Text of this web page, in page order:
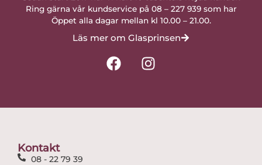
Ring gärna vår kundservice på 08 – 227 939 som har
Öppet alla dagar mellan kl 10.00 – 21.00.
Läs mer om Glasprinsen
F
a
I
n
Kontakt
08 - 22 79 39